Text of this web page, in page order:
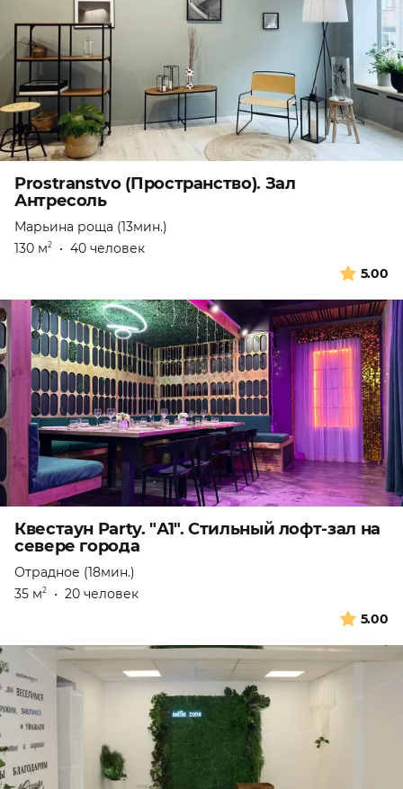
Prostranstvo (Пространство). Зал
Антресоль
Марьина роща (13мин.)
130 м2 • 40 человек
5.00
Квестаун Party. "А1". Стильный лофт-зал на
севере города
Отрадное (18мин.)
35 м2 • 20 человек
5.00